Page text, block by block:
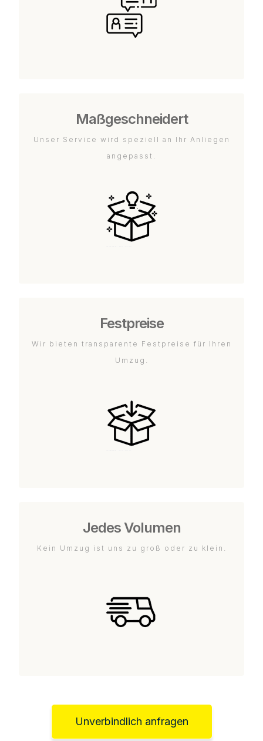
Maßgeschneidert
Unser Service wird speziell an Ihr Anliegen
angepasst.
Festpreise
Wir bieten transparente Festpreise für Ihren
Umzug.
Jedes Volumen
Kein Umzug ist uns zu groß oder zu klein.
Unverbindlich anfragen